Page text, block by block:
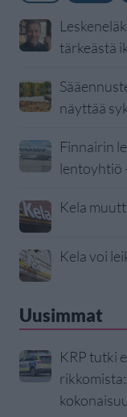
tärkeästä
näyttää
Finnairin
lentoyhtiö
Kela
Kela voi
Uusimmat
KRP tutki